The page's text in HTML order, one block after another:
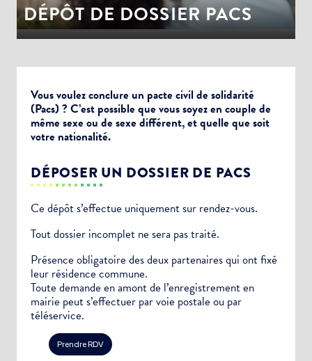
DÉPÔT DE DOSSIER PACS
Vous voulez conclure un pacte civil de solidarité
(Pacs) ? C’est possible que vous soyez en couple de
même sexe ou de sexe différent, et quelle que soit
votre nationalité.
DÉPOSER UN DOSSIER DE PACS
Ce dépôt s’effectue uniquement sur rendez-vous.
Tout dossier incomplet ne sera pas traité.
Présence obligatoire des deux partenaires qui ont fixé
leur résidence commune.
Toute demande en amont de l’enregistrement en
mairie peut s’effectuer par voie postale ou par
téléservice.